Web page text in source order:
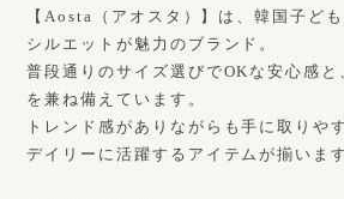
【Aosta（アオスタ）】は、韓国子ど
シルエットが魅力のブランド。
普段通りのサイズ選びでOKな安心感と
を兼ね備えています。
トレンド感がありながらも手に取りや
デイリーに活躍するアイテムが揃います